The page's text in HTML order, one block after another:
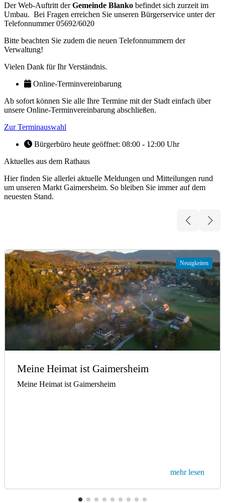
Der Web-Auftritt derGemeinde Blanko befindet sich zurzeit im
Umbau. Bei Fragen erreichen Sie unseren Bürgerservice unter der
Telefonnummer 05692/6020
Bitte beachten Sie zudem die neuen Telefonnummern der
Verwaltung!
Vielen Dank für Ihr Verständnis.
Online-Termin­vereinbarung
Ab sofort können Sie alle Ihre Termine mit der Stadt einfach über
unsere Online-Terminvereinbarung abschließen.
Zur Terminauswahl
Bürgerbüro heute geöffnet: 08:00 - 12:00 Uhr
Aktuelles aus dem Rathaus
Hier finden Sie allerlei aktuelle Meldungen und Mitteilungen rund
um unseren Markt Gaimersheim. So bleiben Sie immer auf dem
neuesten Stand.
Neuigkeiten
Meine Heimat ist Gaimersheim
Meine Heimat ist Gaimersheim
mehr lesen